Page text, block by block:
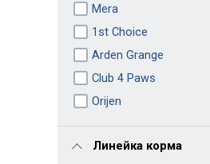
Mera
1st Choice
Arden Grange
Club 4 Paws
Orijen
Линейка корма